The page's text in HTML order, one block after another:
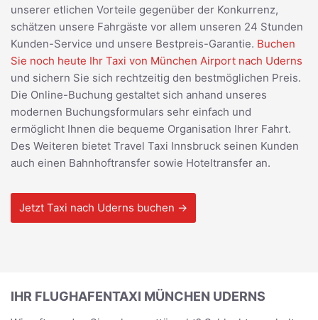
unserer etlichen Vorteile gegenüber der Konkurrenz,
schätzen unsere Fahrgäste vor allem unseren 24 Stunden
Kunden-Service und unsere Bestpreis-Garantie. Buchen
Sie noch heute Ihr Taxi von München Airport nach Uderns
und sichern Sie sich rechtzeitig den bestmöglichen Preis.
Die Online-Buchung gestaltet sich anhand unseres
modernen Buchungsformulars sehr einfach und
ermöglicht Ihnen die bequeme Organisation Ihrer Fahrt.
Des Weiteren bietet Travel Taxi Innsbruck seinen Kunden
auch einen Bahnhoftransfer sowie Hoteltransfer an.
Jetzt Taxi nach Uderns buchen →
IHR FLUGHAFENTAXI MÜNCHEN UDERNS